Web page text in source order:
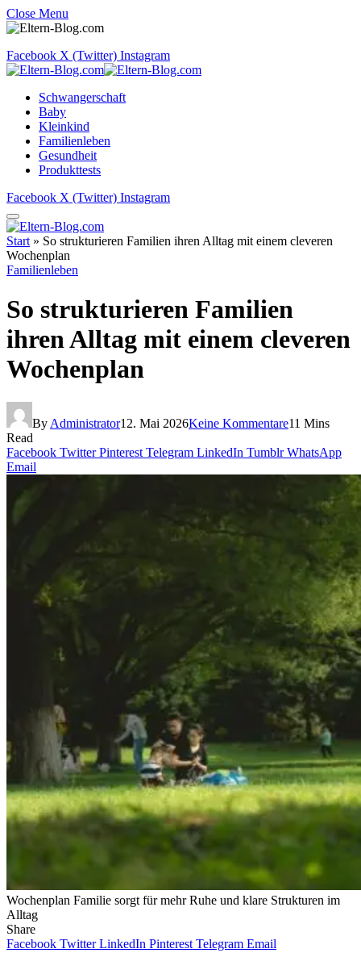
Close Menu
Facebook X (Twitter) Instagram
Schwangerschaft
Baby
Kleinkind
Familienleben
Gesundheit
Produkttests
Facebook X (Twitter) Instagram
Start » So strukturieren Familien ihren Alltag mit einem cleveren
Wochenplan
Familienleben
So strukturieren Familien
ihren Alltag mit einem cleveren
Wochenplan
By Administrator12. Mai 2026Keine Kommentare11 Mins
Read
Facebook Twitter Pinterest Telegram LinkedIn Tumblr WhatsApp
Email
Wochenplan Familie sorgt für mehr Ruhe und klare Strukturen im
Alltag
Share
Facebook Twitter LinkedIn Pinterest Telegram Email